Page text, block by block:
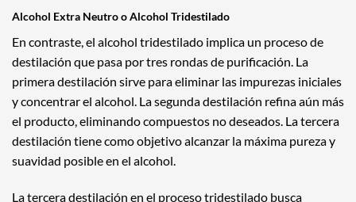
Alcohol Extra Neutro o Alcohol Tridestilado
En contraste, el alcohol tridestilado implica un proceso de
destilación que pasa por tres rondas de purificación. La
primera destilación sirve para eliminar las impurezas iniciales
y concentrar el alcohol. La segunda destilación refina aún más
el producto, eliminando compuestos no deseados. La tercera
destilación tiene como objetivo alcanzar la máxima pureza y
suavidad posible en el alcohol.
La tercera destilación en el proceso tridestilado busca